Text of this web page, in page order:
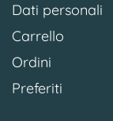
Dati personali
Carrello
Ordini
Preferiti